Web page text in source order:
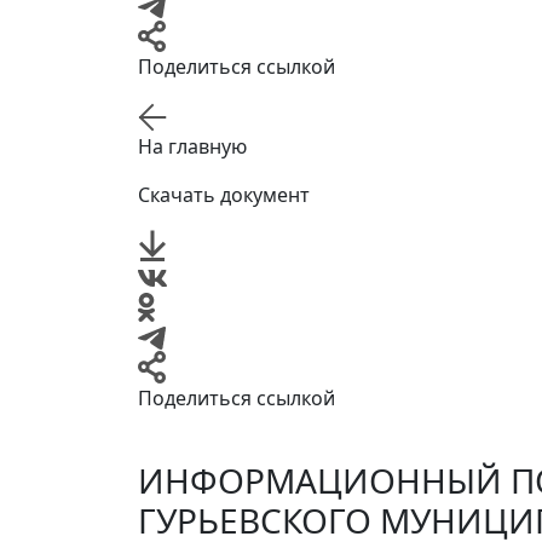
Поделиться ссылкой
На главную
Скачать документ
Поделиться ссылкой
ИНФОРМАЦИОННЫЙ
ГУРЬЕВСКОГО